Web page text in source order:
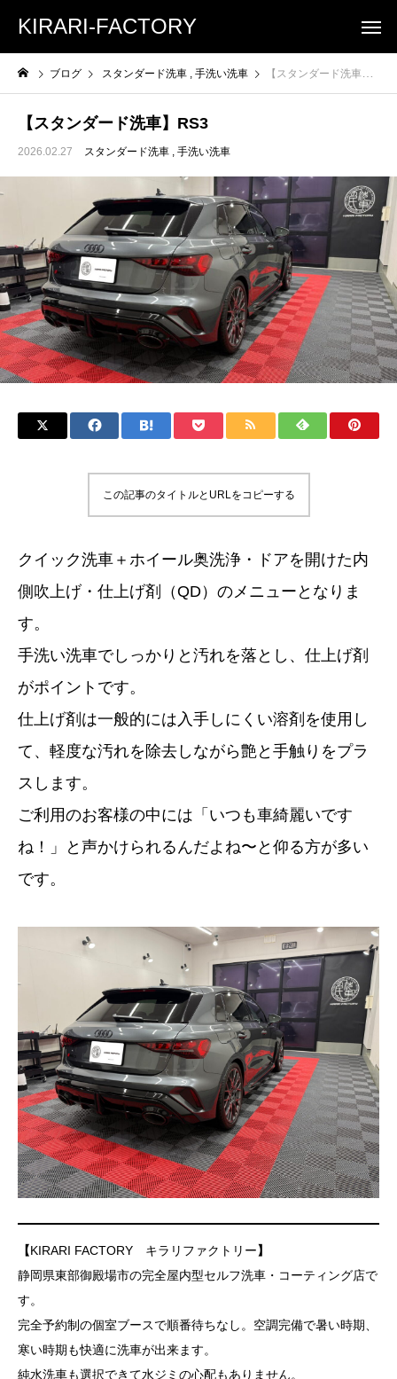
KIRARI-FACTORY
ブログ スタンダード洗車 手洗い洗車 【スタンダード洗車】RS3
【スタンダード洗車】RS3
2026.02.27 スタンダード洗車 手洗い洗車
この記事のタイトルとURLをコピーする
クイック洗車＋ホイール奥洗浄・ドアを開けた内
側吹上げ・仕上げ剤（QD）のメニューとなりま
す。
手洗い洗車でしっかりと汚れを落とし、仕上げ剤
がポイントです。
仕上げ剤は一般的には入手しにくい溶剤を使用し
て、軽度な汚れを除去しながら艶と手触りをプラ
スします。
ご利用のお客様の中には「いつも車綺麗いです
ね！」と声かけられるんだよね〜と仰る方が多い
です。
【KIRARI FACTORY キラリファクトリー】
静岡県東部御殿場市の完全屋内型セルフ洗車・コーティング店で
す。
完全予約制の個室ブースで順番待ちなし。空調完備で暑い時期、
寒い時期も快適に洗車が出来ます。
純水洗車も選択できて水ジミの心配もありません。